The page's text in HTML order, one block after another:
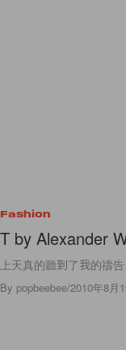
Fashion
T by Alexander
上天真的聽到了我的禱
By popbeebee/2010年8月